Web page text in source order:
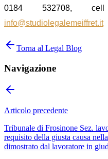
0184 532708,
info@studiolegalemeiffret.it
Torna al Legal Blog
Navigazione
Articolo precedente
Tribunale di Frosinone Sez.
requisito della giusta causa
dimostrato dal lavoratore in